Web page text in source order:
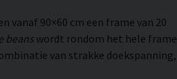
90×60 cm een frame van 20
beans wordt rondom het hele frame
van strakke doekspanning,